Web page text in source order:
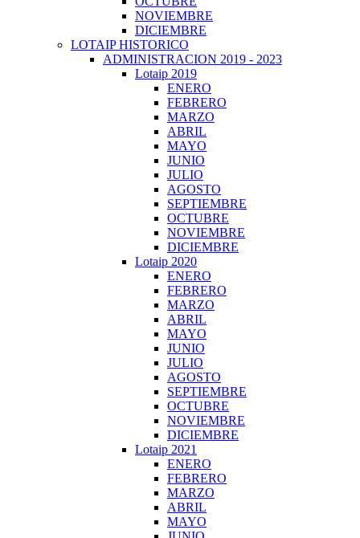
NOVIEMBRE
DICIEMBRE
LOTAIP HISTORICO
ADMINISTRACION 2019 - 2023
Lotaip 2019
ENERO
FEBRERO
MARZO
ABRIL
MAYO
JUNIO
JULIO
AGOSTO
SEPTIEMBRE
OCTUBRE
NOVIEMBRE
DICIEMBRE
Lotaip 2020
ENERO
FEBRERO
MARZO
ABRIL
MAYO
JUNIO
JULIO
AGOSTO
SEPTIEMBRE
OCTUBRE
NOVIEMBRE
DICIEMBRE
Lotaip 2021
ENERO
FEBRERO
MARZO
ABRIL
MAYO